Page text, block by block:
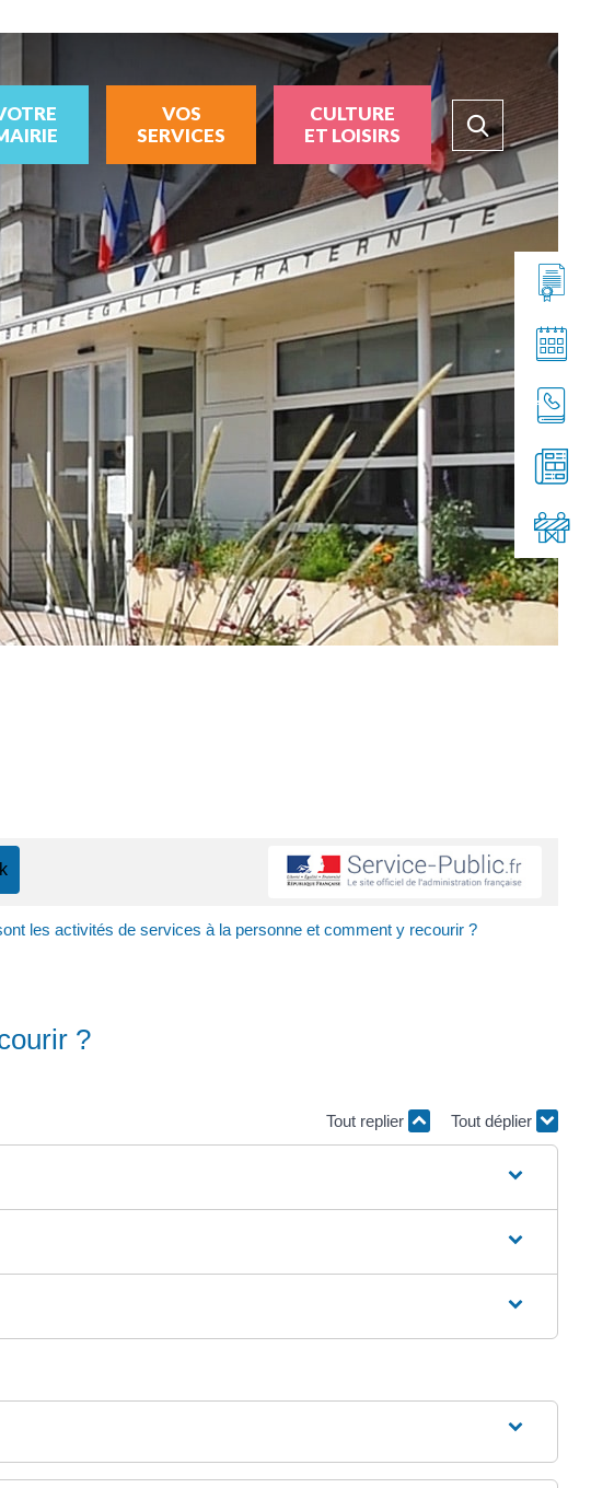
VOS
SERVICES
CULTURE
ET LOISIRS
les activités de services à la personne et comment y recourir ?
?
Tout replier Tout déplier